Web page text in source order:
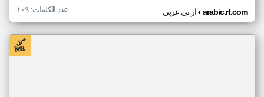
ار تي عربي• arabic.rt.com عدد الكلمات: ١٠٩